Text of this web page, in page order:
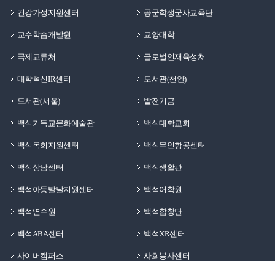
건강가정지원센터 공군학생군사교육단
교수학습개발원 교양대학
국제교류처 글로벌인재육성처
대학혁신IR센터 도서관(천안)
도서관(서울) 발전기금
백석기독교문화예술관 백석대학교회
백석목회지원센터 백석무인항공센터
백석상담센터 백석생활관
백석아동발달지원센터 백석어학원
백석연수원 백석합창단
백석ABA센터 백석XR센터
사이버캠퍼스 사회봉사센터